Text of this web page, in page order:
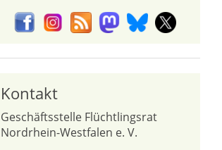
Kontakt
Geschäftsstelle Flüchtlingsrat
Nordrhein-Westfalen e. V.